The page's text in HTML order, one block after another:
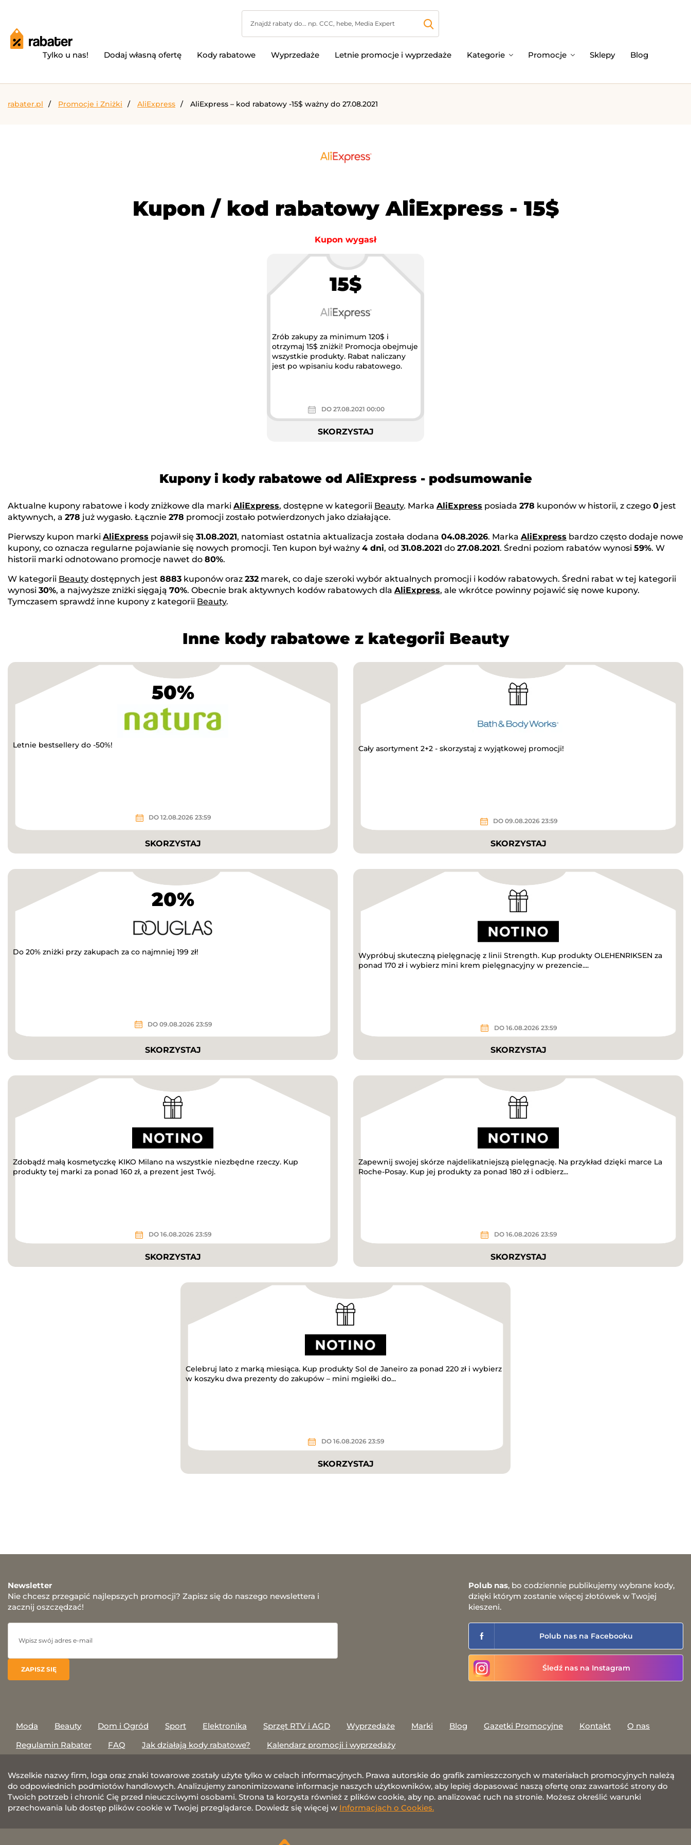
Tylko u nas! Dodaj własną ofertę Kody rabatowe Wyprzedaże Letnie promocje i wyprzedaże Kategorie Promocje Sklepy Blog
rabater.pl Promocje i Zniżki AliExpress AliExpress – kod rabatowy -15$ ważny do 27.08.2021
Kupon / kod rabatowy AliExpress - 15$
Kupon wygasł
15$
Zrób zakupy za minimum 120$ i
otrzymaj 15$ zniżki! Promocja obejmuje
wszystkie produkty. Rabat naliczany
jest po wpisaniu kodu rabatowego.
DO 27.08.2021 00:00
SKORZYSTAJ
Kupony i kody rabatowe od AliExpress - podsumowanie
Aktualne kupony rabatowe i kody zniżkowe dla marki AliExpress, dostępne w kategorii Beauty. Marka AliExpress posiada 278 kuponów w historii, z czego 0 jest
aktywnych, a 278 już wygasło. Łącznie 278 promocji zostało potwierdzonych jako działające.
Pierwszy kupon marki AliExpress pojawił się 31.08.2021, natomiast ostatnia aktualizacja została dodana 04.08.2026. Marka AliExpress bardzo często dodaje nowe
kupony, co oznacza regularne pojawianie się nowych promocji. Ten kupon był ważny 4 dni, od 31.08.2021 do 27.08.2021. Średni poziom rabatów wynosi 59%. W
historii marki odnotowano promocje nawet do 80%.
W kategorii Beauty dostępnych jest 8883 kuponów oraz 232 marek, co daje szeroki wybór aktualnych promocji i kodów rabatowych. Średni rabat w tej kategorii
wynosi 30%, a najwyższe zniżki sięgają 70%. Obecnie brak aktywnych kodów rabatowych dla AliExpress, ale wkrótce powinny pojawić się nowe kupony.
Tymczasem sprawdź inne kupony z kategorii Beauty.
Inne kody rabatowe z kategorii Beauty
50%
Letnie bestsellery do -50%!
DO 12.08.2026 23:59
SKORZYSTAJ
Cały asortyment 2+2 - skorzystaj z wyjątkowej promocji!
DO 09.08.2026 23:59
SKORZYSTAJ
20%
Do 20% zniżki przy zakupach za co najmniej 199 zł!
DO 09.08.2026 23:59
SKORZYSTAJ
Wypróbuj skuteczną pielęgnację z linii Strength. Kup produkty OLEHENRIKSEN za
ponad 170 zł i wybierz mini krem pielęgnacyjny w prezencie....
DO 16.08.2026 23:59
SKORZYSTAJ
Zdobądź małą kosmetyczkę KIKO Milano na wszystkie niezbędne rzeczy. Kup
produkty tej marki za ponad 160 zł, a prezent jest Twój.
DO 16.08.2026 23:59
SKORZYSTAJ
Zapewnij swojej skórze najdelikatniejszą pielęgnację. Na przykład dzięki marce La
Roche-Posay. Kup jej produkty za ponad 180 zł i odbierz...
DO 16.08.2026 23:59
SKORZYSTAJ
Celebruj lato z marką miesiąca. Kup produkty Sol de Janeiro za ponad 220 zł i wybierz
w koszyku dwa prezenty do zakupów – mini mgiełki do...
DO 16.08.2026 23:59
SKORZYSTAJ
Newsletter
Nie chcesz przegapić najlepszych promocji? Zapisz się do naszego newslettera i
zacznij oszczędzać!
Polub nas, bo codziennie publikujemy wybrane kody,
dzięki którym zostanie więcej złotówek w Twojej
kieszeni.
Polub nas na Facebooku
Śledź nas na Instagram
Moda Beauty Dom i Ogród Sport Elektronika Sprzęt RTV i AGD Wyprzedaże Marki Blog Gazetki Promocyjne Kontakt
O nas
Regulamin Rabater
FAQ Jak działają kody rabatowe? Kalendarz promocji i wyprzedaży
Wszelkie nazwy firm, loga oraz znaki towarowe zostały użyte tylko w celach informacyjnych. Prawa autorskie do grafik zamieszczonych w materiałach promocyjnych należą
do odpowiednich podmiotów handlowych. Analizujemy zanonimizowane informacje naszych użytkowników, aby lepiej dopasować naszą ofertę oraz zawartość strony do
Twoich potrzeb i chronić Cię przed nieuczciwymi osobami. Strona ta korzysta również z plików cookie, aby np. analizować ruch na stronie. Możesz określić warunki
przechowania lub dostęp plików cookie w Twojej przeglądarce. Dowiedz się więcej w Informacjach o Cookies.